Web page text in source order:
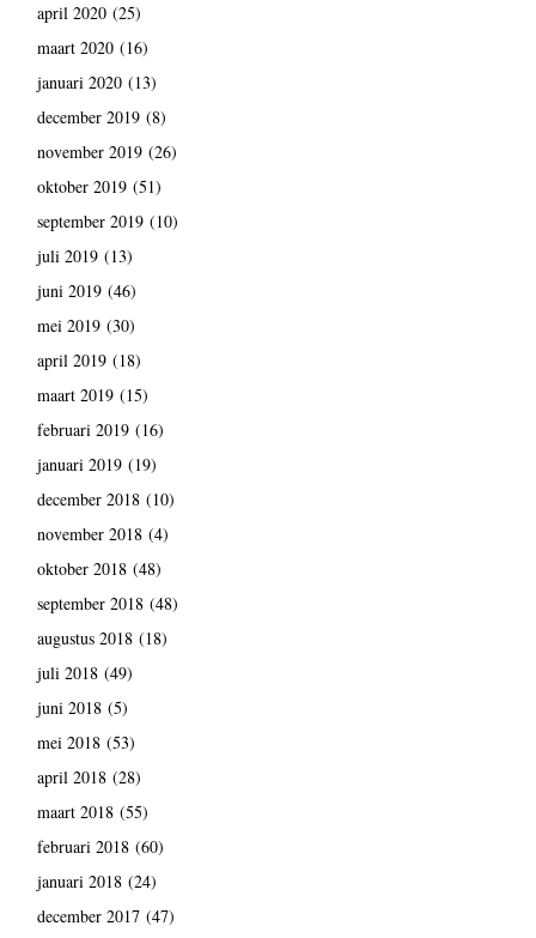
april 2020(25)
maart 2020(16)
januari 2020(13)
december 2019(8)
november 2019(26)
oktober 2019(51)
september 2019(10)
juli 2019(13)
juni 2019(46)
mei 2019(30)
april 2019(18)
maart 2019(15)
februari 2019(16)
januari 2019(19)
december 2018(10)
november 2018(4)
oktober 2018(48)
september 2018(48)
augustus 2018(18)
juli 2018(49)
juni 2018(5)
mei 2018(53)
april 2018(28)
maart 2018(55)
februari 2018(60)
januari 2018(24)
december 2017(47)